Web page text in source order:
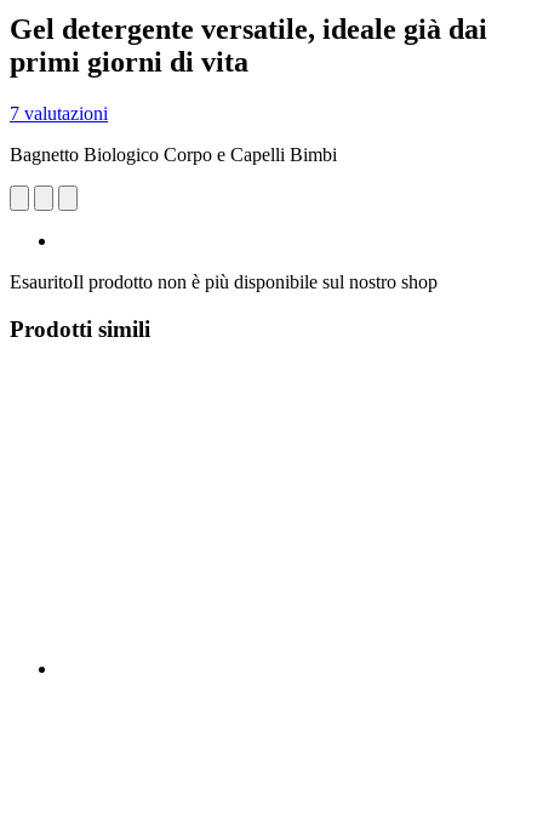
Gel detergente versatile, ideale già dai
primi giorni di vita
7 valutazioni
Bagnetto Biologico Corpo e Capelli Bimbi
EsauritoIl prodotto non è più disponibile sul nostro shop
Prodotti simili